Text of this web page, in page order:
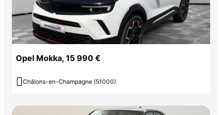
Opel Mokka, 15 990 €
 Châlons-en-Champagne (51000)